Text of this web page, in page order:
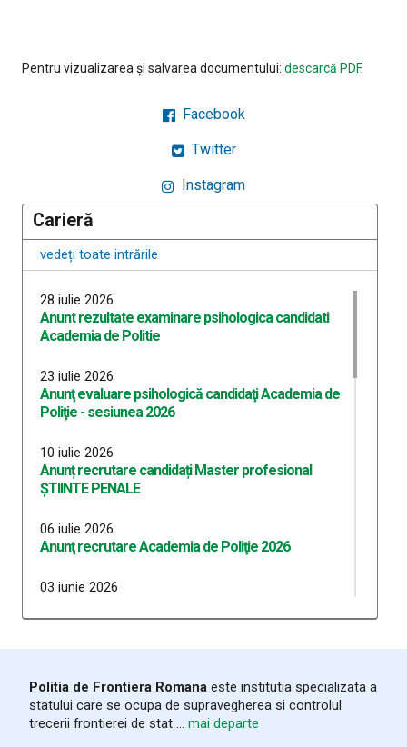
Pentru vizualizarea și salvarea documentului: descarcă PDF.
Facebook
Twitter
Instagram
Carieră
vedeți toate intrările
28 iulie 2026
Anunt rezultate examinare psihologica candidati
Academia de Politie
23 iulie 2026
Anunţ evaluare psihologică candidaţi Academia de
Poliţie - sesiunea 2026
10 iulie 2026
Anunț recrutare candidați Master profesional
ȘTIINTE PENALE
06 iulie 2026
Anunţ recrutare Academia de Poliţie 2026
03 iunie 2026
contractual (şofer) din cadrul Serviciului Logistic,
STPF Satu Mare, SPF Valea Vişeului şi SPF Poienile
de Sub Munte
Politia de Frontiera Romana este institutia specializata a
statului care se ocupa de supravegherea si controlul
trecerii frontierei de stat ... mai departe